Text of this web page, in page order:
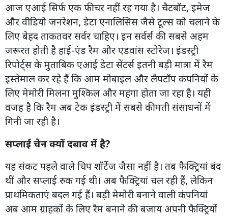
आज एआई सिर्फ एक फीचर नहीं रह गया है। चैटबॉट, इमेज
और वीडियो जनरेशन, डेटा एनालिसिस जैसे टूल्स को चलाने के
लिए बेहद ताकतवर सर्वर चाहिए। इन सर्वर्स की सबसे अहम
जरूरत होती है हाई-एंड रैम और एडवांस स्टोरेज। इंडस्ट्री
रिपोर्ट्स के मुताबिक एआई डेटा सेंटर्स इतनी बड़ी मात्रा में रैम
इस्तेमाल कर रहे हैं कि आम मोबाइल और लैपटॉप कंपनियों के
लिए मेमोरी मिलना मुश्किल और महंगा होता जा रहा है। यही
वजह है कि रैम अब टेक इंडस्ट्री में सबसे कीमती संसाधनों में
गिनी जा रही है।
सप्लाई चेन क्यों दबाव में है?
यह संकट पहले वाले चिप शॉर्टेज जैसा नहीं है। तब फैक्ट्रियां बंद
थीं और सप्लाई रुक गई थी। अब फैक्ट्रियां चल रही हैं, लेकिन
प्राथमिकताएं बदल गई हैं। बड़ी मेमोरी बनाने वाली कंपनियां
अब आम ग्राहकों के लिए रैम बनाने की बजाय अपनी फैक्ट्रियों